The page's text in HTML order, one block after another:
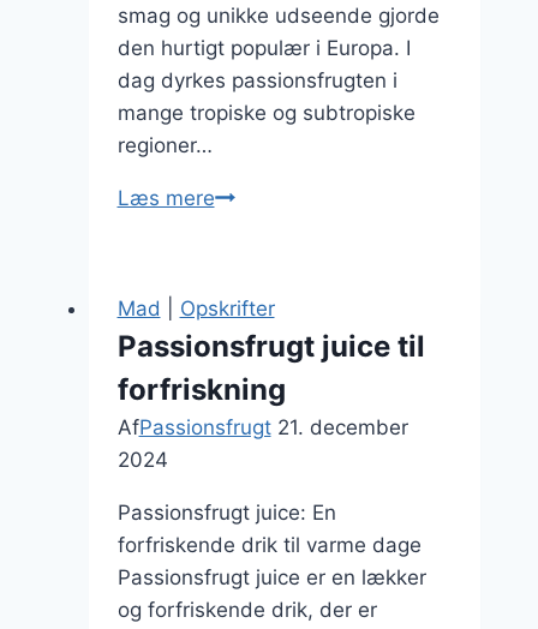
smag og unikke udseende gjorde
den hurtigt populær i Europa. I
dag dyrkes passionsfrugten i
mange tropiske og subtropiske
regioner…
Læs merePassionsfrugt
med
Mad Opskrifter
Passionsfrugt juice til
forfriskning
AfPassionsfrugt 21. december
2024
Passionsfrugt juice: En
forfriskende drik til varme dage
Passionsfrugt juice er en lækker
og forfriskende drik, der er